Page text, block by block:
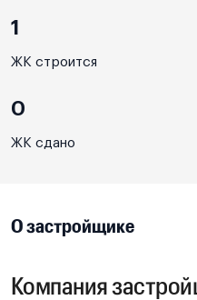
1
ЖК строится
0
ЖК сдано
О застройщике
Компания